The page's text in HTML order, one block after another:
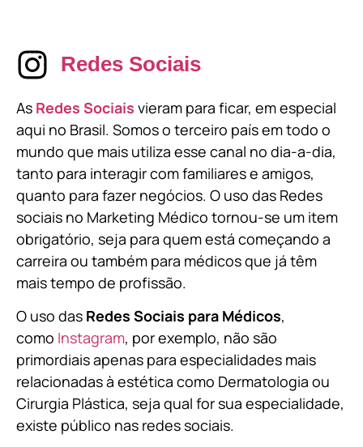
Redes Sociais
As Redes Sociais vieram para ficar, em especial
aqui no Brasil. Somos o terceiro país em todo o
mundo que mais utiliza esse canal no dia-a-dia,
tanto para interagir com familiares e amigos,
quanto para fazer negócios. O uso das Redes
sociais no Marketing Médico tornou-se um item
obrigatório, seja para quem está começando a
carreira ou também para médicos que já têm
mais tempo de profissão.
O uso das Redes Sociais para Médicos,
como Instagram, por exemplo, não são
primordiais apenas para especialidades mais
relacionadas à estética como Dermatologia ou
Cirurgia Plástica, seja qual for sua especialidade,
existe público nas redes sociais.